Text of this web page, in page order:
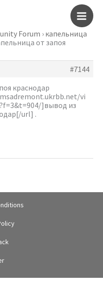
Main
Forum › капельница
от запоя
#7144
краснодар
vi
]вывод из
url] .